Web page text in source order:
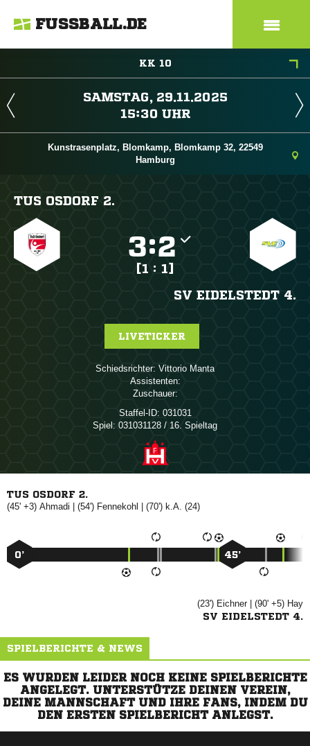
FUSSBALL.DE
KK 10
 
 
Kunstrasenplatz, Blomkamp, Blomkamp 32, 22549
Hamburg
TUS OSDORF 2.
:
[1 : 1]
SV EIDELSTEDT 4.
LIVETICKER
Schiedsrichter:  
Assistenten:
Zuschauer:
Staffel-ID: 031031
Spiel: 031031128 / 16. Spieltag
TUS OSDORF 2.
(45' +3)  | (54')  | (70') k.A. (24)
0’ 45’
(23') | (90' +5) 
SV EIDELSTEDT 4.
SPIELBERICHTE & NEWS
ES WURDEN LEIDER NOCH KEINE SPIELBERICHTE
ANGELEGT. UNTERSTÜTZE DEINEN VEREIN,
DEINE MANNSCHAFT UND IHRE FANS, INDEM DU
DEN ERSTEN SPIELBERICHT ANLEGST.